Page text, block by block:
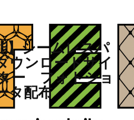
】シームレスパ
ウンロードサイ
ー フォトショ
タ配布